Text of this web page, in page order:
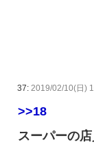
37: 2019/02/10(日)
>>18
スーパーの